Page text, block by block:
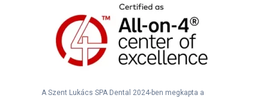
A Szent Lukács SPA Dental 2024-ben megkapta a